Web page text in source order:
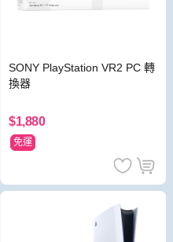
SONY PlayStation VR2 PC 轉
換器
$1,880
免運